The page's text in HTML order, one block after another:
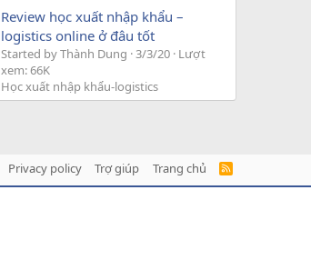
Review học xuất nhập khẩu –
logistics online ở đâu tốt
Started by Thành Dung 3/3/20 Lượt
xem: 66K
Học xuất nhập khẩu-logistics
Privacy policy Trợ giúp Trang chủ
R